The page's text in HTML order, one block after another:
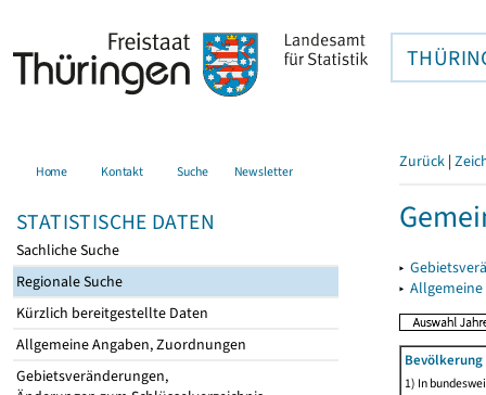
Home Kontakt Suche Newsletter
STATISTISCHE DATEN
Sachliche Suche
Regionale Suche
Kürzlich bereitgestellte Daten
Allgemeine Angaben, Zuordnungen
Gebietsveränderungen,
Zurück |
▸
▸
1) In